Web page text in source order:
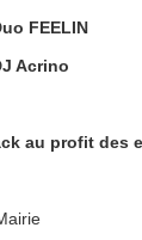
FEELIN
Acrino
au profit des